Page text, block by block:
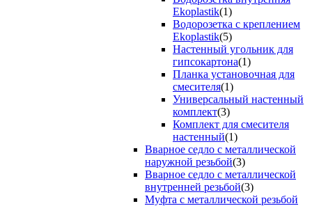
Ekoplastik(1)
Водорозетка с креплением
Ekoplastik(5)
Настенный угольник для
гипсокартона(1)
Планка установочная для
смесителя(1)
Универсальный настенный
комплект(3)
Комплект для смесителя
настенный(1)
Вварное седло с металлической
наружной резьбой(3)
Вварное седло с металлической
внутренней резьбой(3)
Муфта с металлической резьбой